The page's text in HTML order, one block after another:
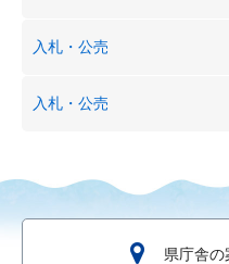
入札・公売
入札・公売
県庁舎の